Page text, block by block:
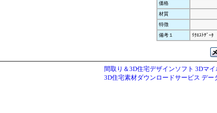
価格
材質
特徴
備考１
ﾘｸｴｽﾄﾃﾞｰﾀ
間取り＆3D住宅デザインソフト 3Dマ
3D住宅素材ダウンロードサービス デー